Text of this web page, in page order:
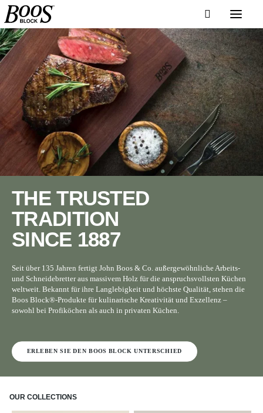
THE TRUSTED
TRADITION
SINCE 1887
Seit über 135 Jahren fertigt John Boos & Co. außergewöhnliche Arbeits-
und Schneidebretter aus massivem Holz für die anspruchsvollsten Küchen
weltweit. Bekannt für ihre Langlebigkeit und höchste Qualität, stehen die
Boos Block®-Produkte für kulinarische Kreativität und Exzellenz –
sowohl bei Profiköchen als auch in privaten Küchen.
ERLEBEN SIE DEN BOOS BLOCK UNTERSCHIED
OUR COLLECTIONS